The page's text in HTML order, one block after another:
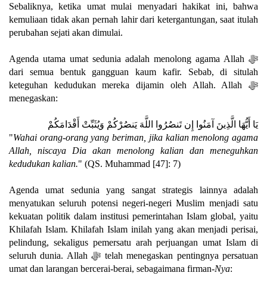
Sebaliknya, ketika umat mulai menyadari hakikat ini, bahwa
kemuliaan tidak akan pernah lahir dari ketergantungan, saat itulah
perubahan sejati akan dimulai.
Agenda utama umat sedunia adalah menolong agama Allah ﷻ
dari semua bentuk gangguan kaum kafir. Sebab, di situlah
keteguhan kedudukan mereka dijamin oleh Allah. Allah ﷻ
menegaskan:
يَا أَيُّهَا الَّذِينَ آمَنُوا إِن تَنصُرُوا اللَّهَ يَنصُرْكُمْ وَيُثَبِّتْ أَقْدَامَكُمْ
"Wahai orang-orang yang beriman, jika kalian menolong agama
Allah, niscaya Dia akan menolong kalian dan meneguhkan
kedudukan kalian." (QS. Muhammad [47]: 7)
Agenda umat sedunia yang sangat strategis lainnya adalah
menyatukan seluruh potensi negeri-negeri Muslim menjadi satu
kekuatan politik dalam institusi pemerintahan Islam global, yaitu
Khilafah Islam. Khilafah Islam inilah yang akan menjadi perisai,
pelindung, sekaligus pemersatu arah perjuangan umat Islam di
seluruh dunia. Allah ﷻ telah menegaskan pentingnya persatuan
umat dan larangan bercerai-berai, sebagaimana firman-Nya: